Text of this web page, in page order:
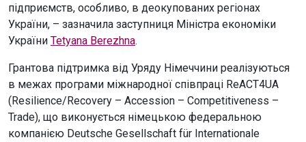
підприємств, особливо, в деокупованих регіонах
України, – зазначила заступниця Міністра економіки
України Tetyana Berezhna.
Грантова підтримка від Уряду Німеччини реалізуються
в межах програми міжнародної співпраці ReACT4UA
(Resilience/Recovery – Accession – Competitiveness –
Trade), що виконується німецькою федеральною
компанією Deutsche Gesellschaft für Internationale